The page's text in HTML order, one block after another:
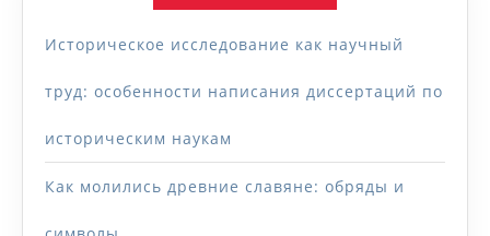
Историческое исследование как научный
труд: особенности написания диссертаций по
историческим наукам
Как молились древние славяне: обряды и